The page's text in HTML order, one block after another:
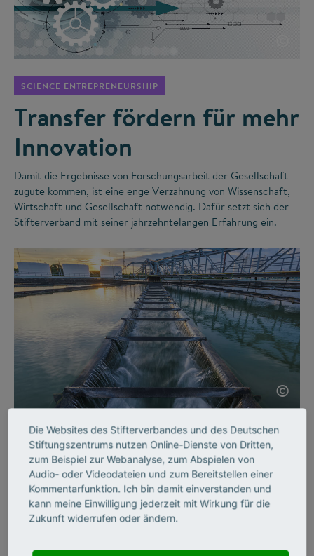
SCIENCE ENTREPRENEURSHIP
Transfer fördern für mehr
Innovation
Damit die Ergebnisse von Forschungsarbeit der Gesellschaft
zugute kommen, ist eine enge Verzahnung von Wissenschaft,
Wirtschaft und Gesellschaft notwendig. Dafür setzt sich der
Stifterverband mit seiner jahrzehntelangen Erfahrung ein.
©
SCIENCE ENTREPRENEURSHIP
Intelligente Sensoren
Wasserproben in Sekundenschnelle analysieren? Die Sensoren
des jungen Start-ups InProSens machen es möglich. Teil 3
unserer Reihe Gründerporträts.
Die Websites des Stifterverbandes und des Deutschen
Stiftungszentrums nutzen Online-Dienste von Dritten,
zum Beispiel zur Webanalyse, zum Abspielen von
Audio- oder Videodateien und zum Bereitstellen einer
Kommentarfunktion. Ich bin damit einverstanden und
kann meine Einwilligung jederzeit mit Wirkung für die
Zukunft widerrufen oder ändern.